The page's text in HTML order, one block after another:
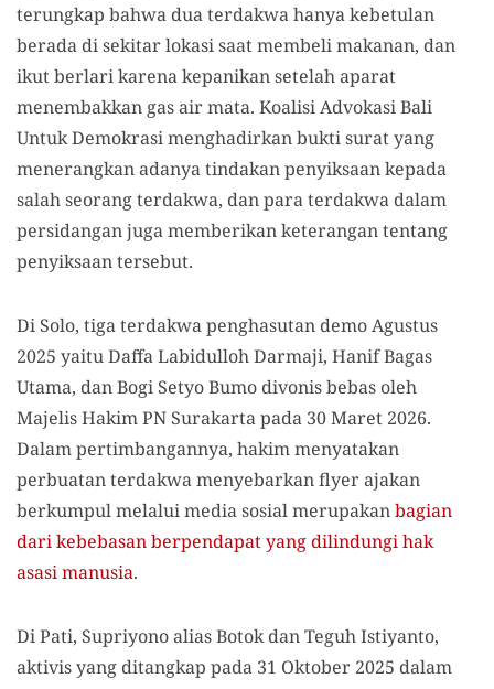
terungkap bahwa dua terdakwa hanya kebetulan
berada di sekitar lokasi saat membeli makanan, dan
ikut berlari karena kepanikan setelah aparat
menembakkan gas air mata. Koalisi Advokasi Bali
Untuk Demokrasi menghadirkan bukti surat yang
menerangkan adanya tindakan penyiksaan kepada
salah seorang terdakwa, dan para terdakwa dalam
persidangan juga memberikan keterangan tentang
penyiksaan tersebut.
Di Solo, tiga terdakwa penghasutan demo Agustus
2025 yaitu Daffa Labidulloh Darmaji, Hanif Bagas
Utama, dan Bogi Setyo Bumo divonis bebas oleh
Majelis Hakim PN Surakarta pada 30 Maret 2026.
Dalam pertimbangannya, hakim menyatakan
perbuatan terdakwa menyebarkan flyer ajakan
berkumpul melalui media sosial merupakanbagian
dari kebebasan berpendapat yang dilindungi hak
asasi manusia.
Di Pati, Supriyono alias Botok dan Teguh Istiyanto,
aktivis yang ditangkap pada 31 Oktober 2025 dalam